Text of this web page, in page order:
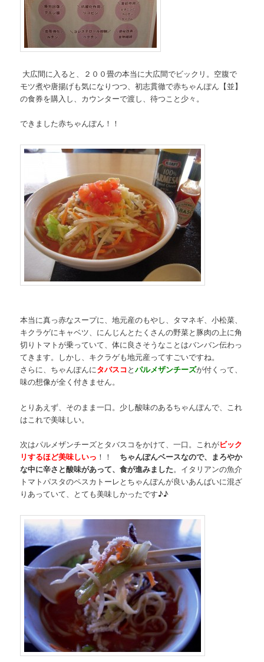
大広間に入ると、２００畳の本当に大広間でビックリ。空腹で
モツ煮や唐揚げも気になりつつ、初志貫徹で赤ちゃんぽん【並】
の食券を購入し、カウンターで渡し、待つこと少々。
できました赤ちゃんぽん！！
本当に真っ赤なスープに、地元産のもやし、タマネギ、小松菜、
キクラゲにキャベツ、にんじんとたくさんの野菜と豚肉の上に角
切りトマトが乗っていて、体に良さそうなことはバンバン伝わっ
てきます。しかし、キクラゲも地元産ってすごいですね。
さらに、ちゃんぽんにタバスコ とパルメザンチーズが付くって、
味の想像が全く付きません。
とりあえず、そのまま一口。少し酸味のあるちゃんぽんで、これ
はこれで美味しい。
次はパルメザンチーズとタバスコをかけて、一口。これがビック
リするほど美味しいっ ！！ ちゃんぽんベースなので、まろやか
な中に辛さと酸味があって、食が進みました。イタリアンの魚介
トマトパスタのペスカトーレとちゃんぽんが良いあんばいに混ざ
りあっていて、とても美味しかったです♪♪